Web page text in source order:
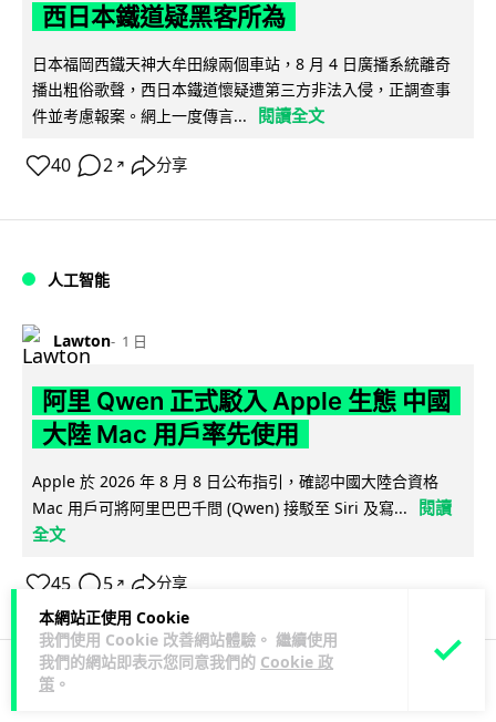
本網站正使用 Cookie
我們使用 Cookie 改善網站體驗。 繼續使用
我們的網站即表示您同意我們的 Cookie 政
策 。
西日本鐵道疑黑客所為
日本福岡西鐵天神大牟田線兩個車站，8 月 4 日廣播系統離奇
播出粗俗歌聲，西日本鐵道懷疑遭第三方非法入侵，正調查事
件並考慮報案。網上一度傳言...
閱讀全文
40 2 ↗ 分享
人工智能
Lawton 1 日
阿里 Qwen 正式駁入 Apple 生態 中國
大陸 Mac 用戶率先使用
Apple 於 2026 年 8 月 8 日公布指引，確認中國大陸合資格
Mac 用戶可將阿里巴巴千問 (Qwen) 接駁至 Siri 及寫...
閱讀
全文
45 5 ↗ 分享
人工智能